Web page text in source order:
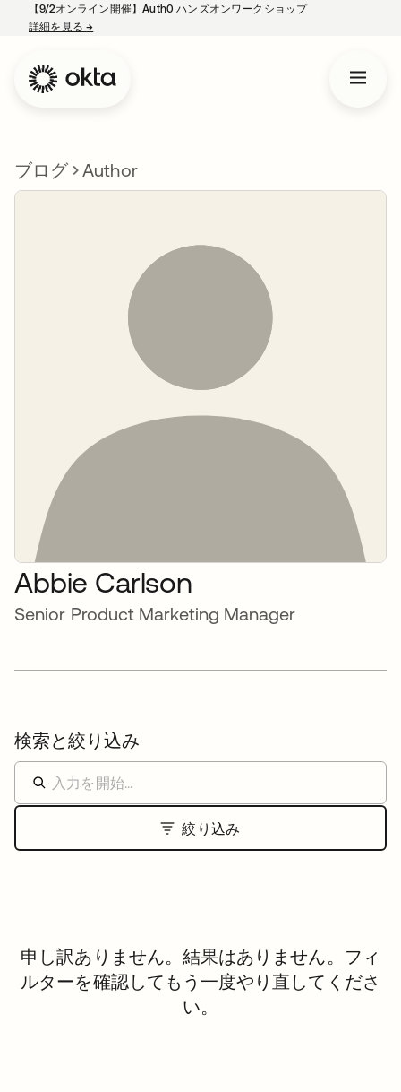
【9/2オンライン開催】Auth0 ハンズオンワークショップ
詳細を見る→
ブログ Author
Abbie Carlson
Senior Product Marketing Manager
検索と絞り込み
絞り込み
申し訳ありません。結果はありません。フィ
ルターを確認してもう一度やり直してくださ
い。